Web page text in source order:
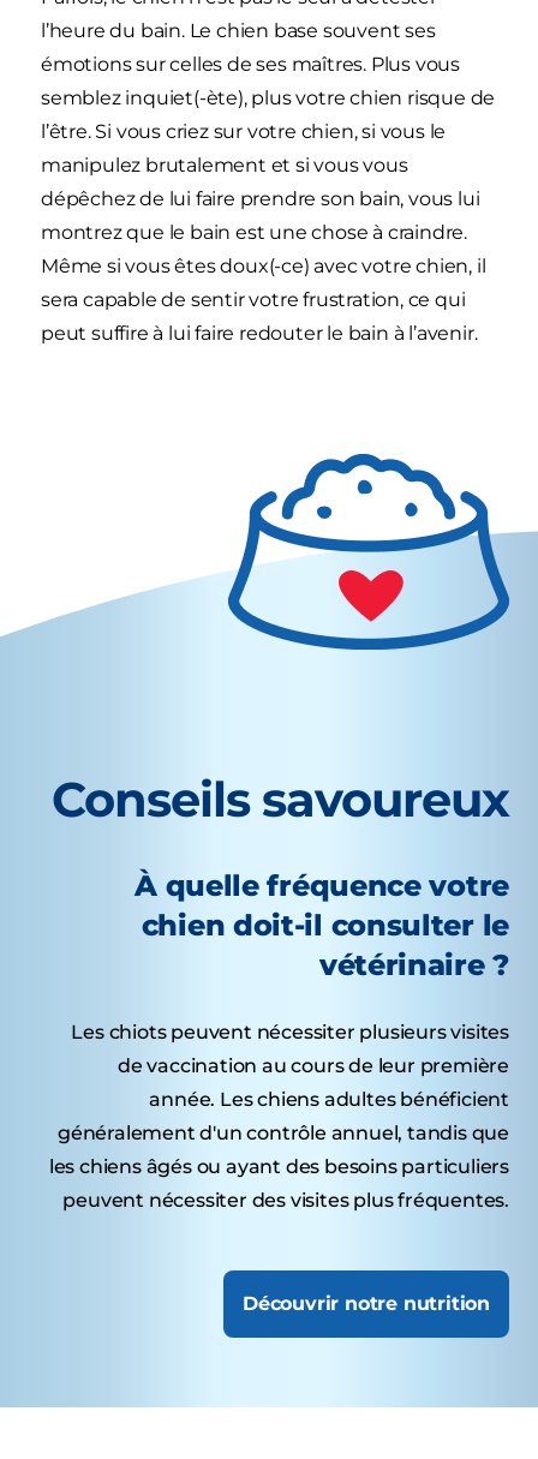
l’heure du bain. Le chien base souvent ses
émotions sur celles de ses maîtres. Plus vous
semblez inquiet(-ète), plus votre chien risque de
l’être. Si vous criez sur votre chien, si vous le
manipulez brutalement et si vous vous
dépêchez de lui faire prendre son bain, vous lui
montrez que le bain est une chose à craindre.
Même si vous êtes doux(-ce) avec votre chien, il
sera capable de sentir votre frustration, ce qui
peut suffire à lui faire redouter le bain à l’avenir.
Conseils savoureux
À quelle fréquence votre
chien doit-il consulter le
vétérinaire ?
Les chiots peuvent nécessiter plusieurs visites
de vaccination au cours de leur première
année. Les chiens adultes bénéficient
généralement d'un contrôle annuel, tandis que
les chiens âgés ou ayant des besoins particuliers
peuvent nécessiter des visites plus fréquentes.
Découvrir notre nutrition